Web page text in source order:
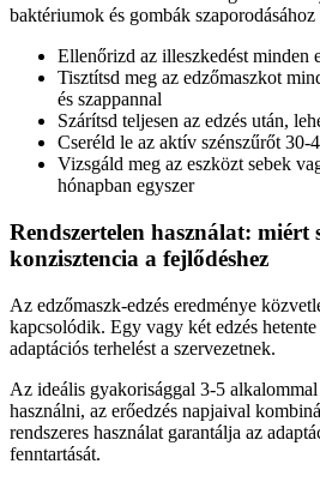
baktériumok és gombák
Ellenőrizd az illeszkedést minden
Tisztítsd meg az edzőmaszkot
és szappannal
Szárítsd teljesen az edzés után,
Cseréld le az aktív szénszűrőt 30-
Vizsgáld meg az eszközt sebek
hónapban egyszer
Rendszertelen használat: miért
konzisztencia a fejlődéshez
Az edzőmaszk-edzés eredménye
kapcsolódik. Egy vagy két edzés
adaptációs terhelést a szervezetnek.
Az ideális gyakorisággal 3-5
használni, az erőedzés napjaival
rendszeres használat garantálja az
fenntartását.